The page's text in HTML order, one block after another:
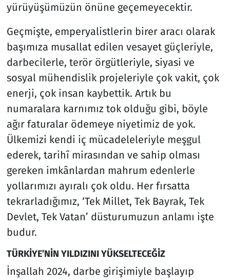
yürüyüşümüzün önüne geçemeyecektir.
Geçmişte, emperyalistlerin birer aracı olarak
başımıza musallat edilen vesayet güçleriyle,
darbecilerle, terör örgütleriyle, siyasi ve
sosyal mühendislik projeleriyle çok vakit, çok
enerji, çok insan kaybettik. Artık bu
numaralara karnımız tok olduğu gibi, böyle
ağır faturalar ödemeye niyetimiz de yok.
Ülkemizi kendi iç mücadeleleriyle meşgul
ederek, tarihî mirasından ve sahip olması
gereken imkânlardan mahrum edenlerle
yollarımızı ayıralı çok oldu. Her fırsatta
tekrarladığımız, ‘Tek Millet, Tek Bayrak, Tek
Devlet, Tek Vatan’ düsturumuzun anlamı işte
budur.
TÜRKİYE’NİN YILDIZINI YÜKSELTECEĞİZ
İnşallah 2024, darbe girişimiyle başlayıp